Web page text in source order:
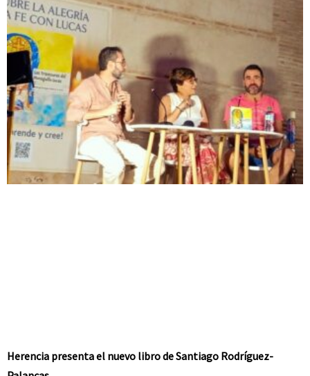
Herencia presenta el nuevo libro de Santiago Rodríguez-